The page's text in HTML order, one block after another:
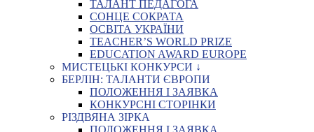
ТАЛАНТ ПЕДАГОГА
СОНЦЕ СОКРАТА
ОСВІТА УКРАЇНИ
TEACHER’S WORLD PRIZE
EDUCATION AWARD EUROPE
МИСТЕЦЬКІ КОНКУРСИ ↓
БЕРЛІН: ТАЛАНТИ ЄВРОПИ
ПОЛОЖЕННЯ І ЗАЯВКА
КОНКУРСНІ СТОРІНКИ
РІЗДВЯНА ЗІРКА
ПОЛОЖЕННЯ І ЗАЯВКА